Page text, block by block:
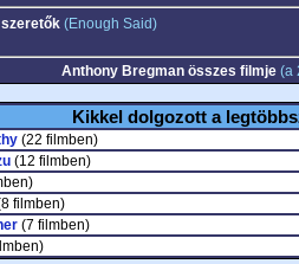
(Enough Said)
Anthony Bregman összes filmje (a
Kikkel dolgozott a
(22 filmben)
(12 filmben)
filmben)
(7 filmben)